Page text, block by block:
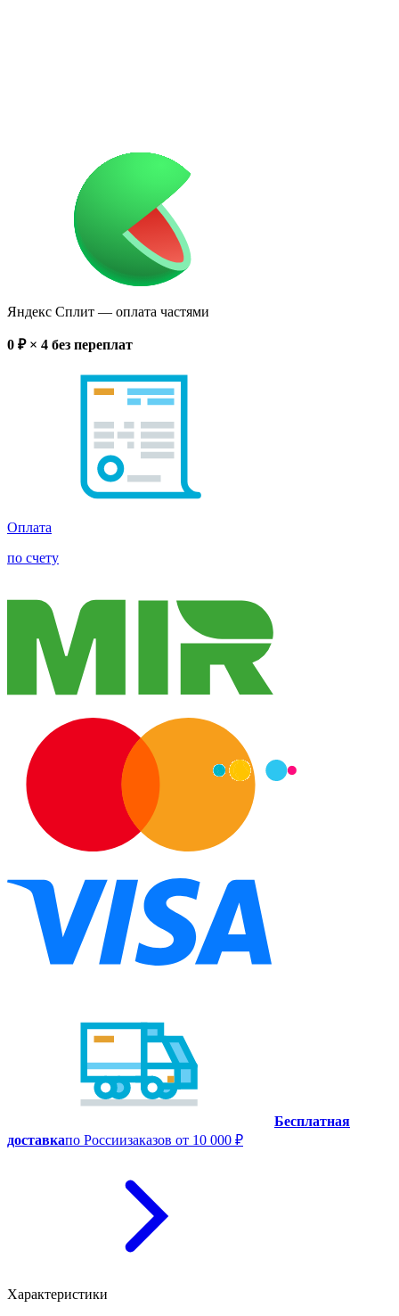
Яндекс Сплит — оплата частями
0 ₽ × 4 без переплат
Оплата
по счету
Бесплатная
доставкапо Россиизаказов от 10 000 ₽
Характеристики